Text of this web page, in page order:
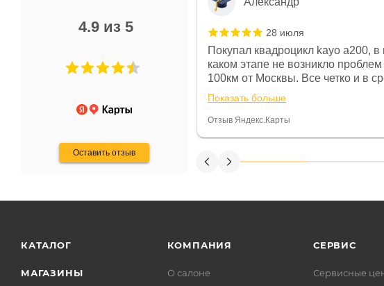
4.9 из 5
Оставить отзыв
Не понравились условия
и дают только на год)
28 июля
Покупал квадроцикл kayo a200, в
каком этапе не возникло
100км от Москвы. Все четко и в
спидометре всегда был 0, при
постоянно были на связи и в
Считаю, что это говорит о
Показать больше
Отзыв Яндекс.Карты
КАТАЛОГ
МАГАЗИНЫ
КОМПАНИЯ
О салоне
СЕРВИС
Сервисные